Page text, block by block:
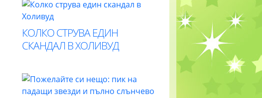
КОЛКО СТРУВА ЕДИН
СКАНДАЛ В ХОЛИВУД